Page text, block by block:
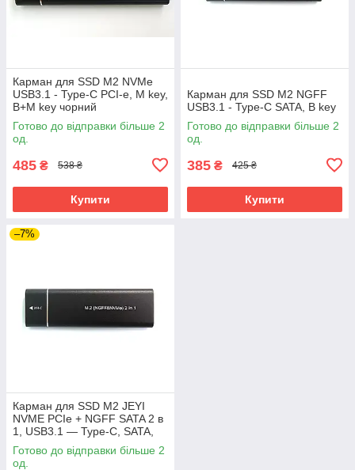
Карман для SSD M2 NVMe
USB3.1 - Type-C PCI-e, M key,
B+M key чорний
Готово до відправки більше 2
од.
485 ₴ 538 ₴
Купити
Карман для SSD M2 NGFF
USB3.1 - Type-C SATA, B key
Готово до відправки більше 2
од.
385 ₴ 425 ₴
Купити
–7%
Карман для SSD M2 JEYI
NVME PCIe + NGFF SATA 2 в
1, USB3.1 — Type-C, SATA,
PCIe
Готово до відправки більше 2
од.